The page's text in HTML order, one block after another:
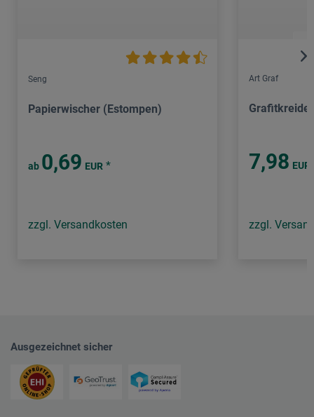
Seng
Papierwischer (Estompen)
ab 0,69 EUR *
zzgl. Versandkosten
Art Graf
Grafitkreide
7,98 EUR
zzgl.
Ausgezeichnet sicher